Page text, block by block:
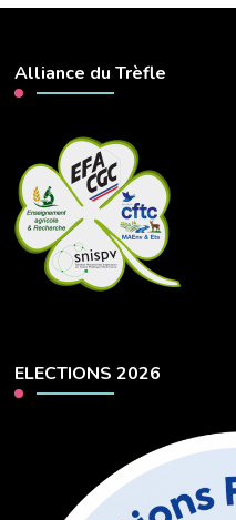
Alliance du Trèfle
ELECTIONS 2026